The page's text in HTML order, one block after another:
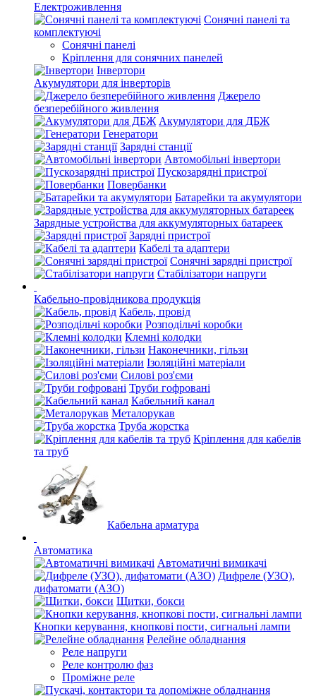
Електроживлення
Сонячні панелі та
комплектуючі
Сонячні панелі
Кріплення для сонячних панелей
Інвертори
Акумулятори для інверторів
Джерело
безперебійного живлення
Акумулятори для ДБЖ
Генератори
Зарядні станції
Автомобільні інвертори
Пускозарядні пристрої
Повербанки
Батарейки та акумулятори
Зарядные устройства для аккумуляторных батареек
Зарядні пристрої
Кабелі та адаптери
Сонячні зарядні пристрої
Стабілізатори напруги
Кабельно-провідникова продукція
Кабель, провід
Розподільчі коробки
Клемні колодки
Наконечники, гільзи
Ізоляційні матеріали
Силові роз'єми
Труби гофровані
Кабельний канал
Металорукав
Труба жорстка
Кріплення для кабелів
та труб
Кабельна арматура
Автоматика
Автоматичні вимикачі
Дифреле (УЗО),
дифатомати (АЗО)
Щитки, бокси
Кнопки керування, кнопкові пости, сигнальні лампи
Релейне обладнання
Реле напруги
Реле контролю фаз
Проміжне реле